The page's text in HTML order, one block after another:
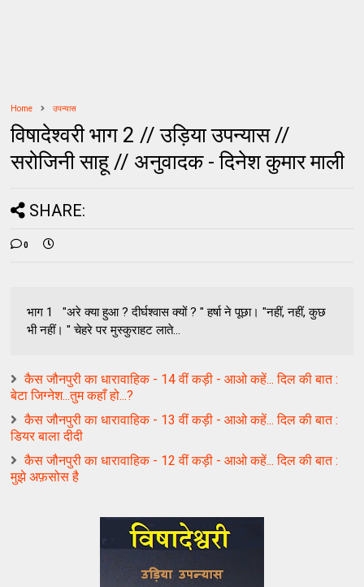
Home उपन्यास
विषादेश्वरी भाग 2 // उड़िया उपन्यास //
सरोजिनी साहू // अनुवादक - दिनेश कुमार माली
SHARE:
0
भाग 1 "अरे क्या हुआ ? दीर्घश्वास क्यों ? " हर्षा ने पूछा। "नहीं, नहीं, कुछ
भी नहीं। " चेहरे पर मुस्कुराहट लाते...
कैस जौनपुरी का धारावाहिक - 14 वीं कड़ी - आओ कहें... दिल की बात :
बेटा जिग्नेश...तुम कहाँ हो...?
कैस जौनपुरी का धारावाहिक - 13 वीं कड़ी - आओ कहें... दिल की बात :
डियर बाला दीदी
कैस जौनपुरी का धारावाहिक - 12 वीं कड़ी - आओ कहें... दिल की बात :
मुझे अफ़सोस है